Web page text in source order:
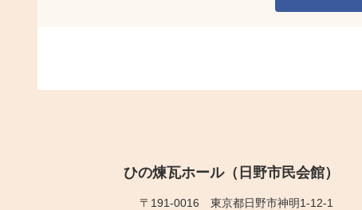
ひの煉瓦ホール（日野市民会館）
〒191-0016 東京都日野市神明1-12-1